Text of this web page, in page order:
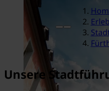
Unsere